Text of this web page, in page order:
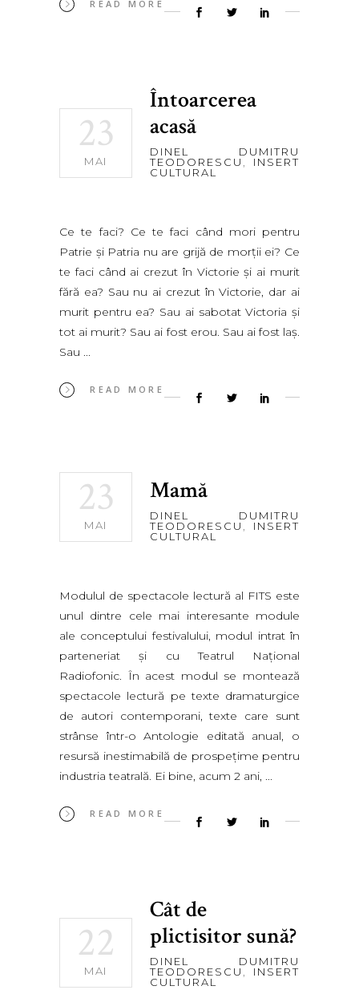
READ MORE
23
MAI
Întoarcerea
acasă
DINEL DUMITRU
TEODORESCU , INSERT
CULTURAL
Ce te faci? Ce te faci când mori pentru
Patrie şi Patria nu are grijă de morţii ei? Ce
te faci când ai crezut în Victorie şi ai murit
fără ea? Sau nu ai crezut în Victorie, dar ai
murit pentru ea? Sau ai sabotat Victoria şi
tot ai murit? Sau ai fost erou. Sau ai fost laş.
Sau
READ MORE
23
MAI
Mamă
DINEL DUMITRU
TEODORESCU , INSERT
CULTURAL
Modulul de spectacole lectură al FITS este
unul dintre cele mai interesante module
ale conceptului festivalului, modul intrat în
parteneriat și cu Teatrul Național
Radiofonic. În acest modul se montează
spectacole lectură pe texte dramaturgice
de autori contemporani, texte care sunt
strânse într-o Antologie editată anual, o
resursă inestimabilă de prospețime pentru
industria teatrală. Ei bine, acum 2 ani,
READ MORE
22
MAI
Cât de
plictisitor sună?
DINEL DUMITRU
TEODORESCU , INSERT
CULTURAL